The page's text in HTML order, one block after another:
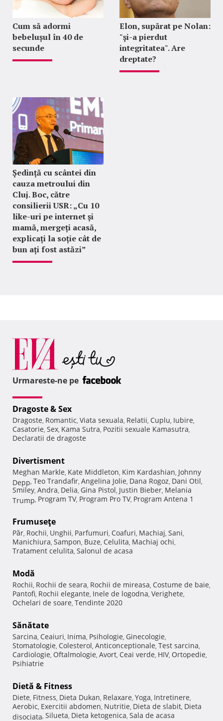
Cum să adormi
bebelușul în 40 de
secunde
Elon, supărat pe Nolan:
"şi-a pierdut
integritatea". Are
dreptate?
Ședință cu scântei din
cauza metroului din
Cluj. Boc, către
consilierii USR: „Cu 10
like-uri pe internet și
mamă, mergeți acasă,
explicați la soție cât de
bun ați fost astăzi”
Urmareste-ne pe
Dragoste & Sex
Dragoste, Romantic, Viata sexuala, Relatii, Cuplu, Iubire,
Casatorie, Sex, Kama Sutra, Pozitii sexuale Kamasutra,
Declaratii de dragoste
Divertisment
Meghan Markle, Kate Middleton, Kim Kardashian, Johnny
Depp, Teo Trandafir, Angelina Jolie, Dana Rogoz, Dani Otil,
Smiley, Andra, Delia, Gina Pistol, Justin Bieber, Melania
Trump, Program TV, Program Pro TV, Program Antena 1
Frumuseţe
Păr, Rochii, Unghii, Parfumuri, Coafuri, Machiaj, Sani,
Manichiura, Sampon, Buze, Celulita, Machiaj ochi,
Tratament celulita, Salonul de acasa
Modă
Rochii, Rochii de seara, Rochii de mireasa, Costume de baie,
Pantofi, Rochii elegante, Inele de logodna, Verighete,
Ochelari de soare, Tendinte 2020
Sănătate
Sarcina, Ceaiuri, Inima, Psihologie, Ginecologie,
Stomatologie, Colesterol, Anticonceptionale, Test sarcina,
Cardiologie, Oftalmologie, Avort, Ceai verde, HIV, Ortopedie,
Psihiatrie
Dietă & Fitness
Diete, Fitness, Dieta Dukan, Relaxare, Yoga, Intretinere,
Aerobic, Exercitii abdomen, Nutritie, Dieta de slabit, Dieta
disociata, Silueta, Dieta ketogenica, Sala de acasa